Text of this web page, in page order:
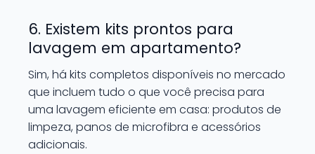
6. Existem kits prontos para
lavagem em apartamento?
Sim, há kits completos disponíveis no mercado
que incluem tudo o que você precisa para
uma lavagem eficiente em casa: produtos de
limpeza, panos de microfibra e acessórios
adicionais.